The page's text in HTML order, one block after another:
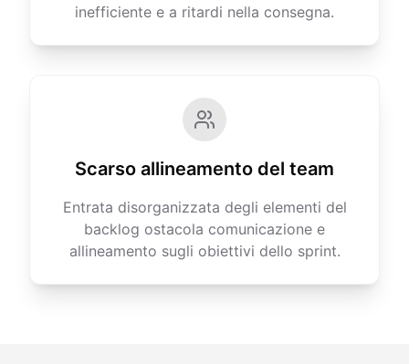
inefficiente e a ritardi nella consegna.
Scarso allineamento del team
Entrata disorganizzata degli elementi del
backlog ostacola comunicazione e
allineamento sugli obiettivi dello sprint.